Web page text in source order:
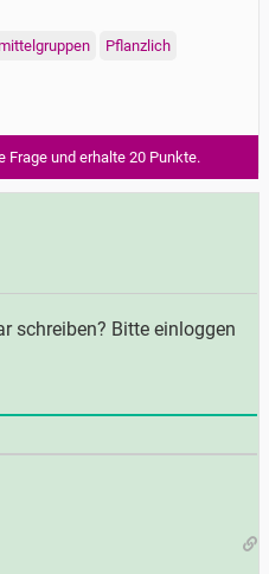
Pflanzlich
Frage und erhalte 20 Punkte.
schreiben? Bitte einloggen